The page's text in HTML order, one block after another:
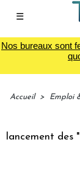
☰
Nos bureaux sont
Accueil > Emploi
des